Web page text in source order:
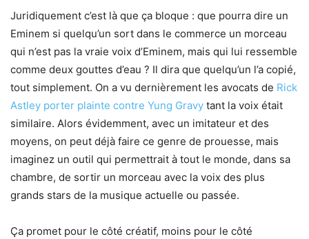
Juridiquement c’est là que ça bloque : que pourra dire un
Eminem si quelqu’un sort dans le commerce un morceau
qui n’est pas la vraie voix d’Eminem, mais qui lui ressemble
comme deux gouttes d’eau ? Il dira que quelqu’un l’a copié,
tout simplement. On a vu dernièrement les avocats de Rick
Astley porter plainte contre Yung Gravy tant la voix était
similaire. Alors évidemment, avec un imitateur et des
moyens, on peut déjà faire ce genre de prouesse, mais
imaginez un outil qui permettrait à tout le monde, dans sa
chambre, de sortir un morceau avec la voix des plus
grands stars de la musique actuelle ou passée.
Ça promet pour le côté créatif, moins pour le côté